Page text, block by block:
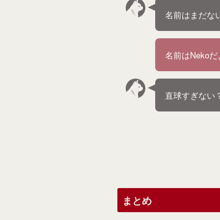
名前はまだな
名前はNekoだ
直球すぎない
まとめ